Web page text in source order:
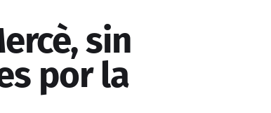
sin
por la